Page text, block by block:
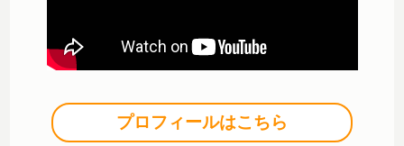
プロフィールはこちら